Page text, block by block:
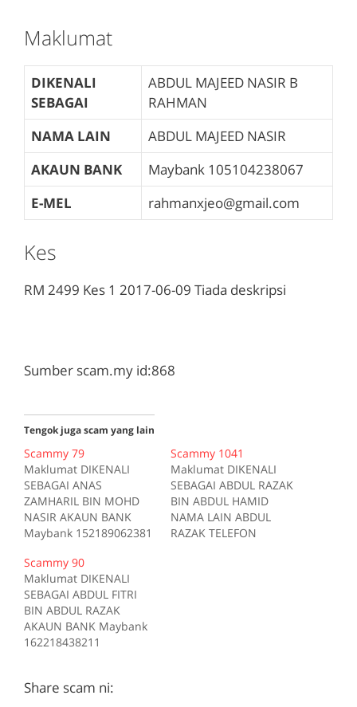
Maklumat
DIKENALI
SEBAGAI
ABDUL MAJEED NASIR B
RAHMAN
NAMA LAIN
ABDUL MAJEED NASIR
AKAUN BANK
Maybank 105104238067
E-MEL
rahmanxjeo@gmail.com
Kes
RM 2499 Kes 1 2017-06-09 Tiada deskripsi
Sumber scam.my id:868
Tengok juga scam yang lain
Scammy 79
Maklumat DIKENALI
SEBAGAI ANAS
ZAMHARIL BIN MOHD
NASIR AKAUN BANK
Maybank 152189062381
apek2222 di
forum.lowyat.net Kes
Kes1 Pautan Tiada
deskripsi Sumber
scam.my id:79
Scammy 1041
Maklumat DIKENALI
SEBAGAI ABDUL RAZAK
BIN ABDUL HAMID
NAMA LAIN ABDUL
RAZAK TELEFON
Scammy 90
Maklumat DIKENALI
SEBAGAI ABDUL FITRI
BIN ABDUL RAZAK
AKAUN BANK Maybank
162218438211
forum.lowyat.net Kes
Share scam ni: